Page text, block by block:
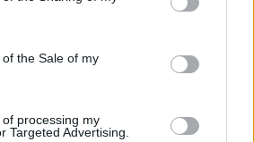
the Sale of my
processing my
Targeted Advertising.
lär bestå.
bild på en drink i en
tillverkningen av öl, menar
försvinner, så finns det